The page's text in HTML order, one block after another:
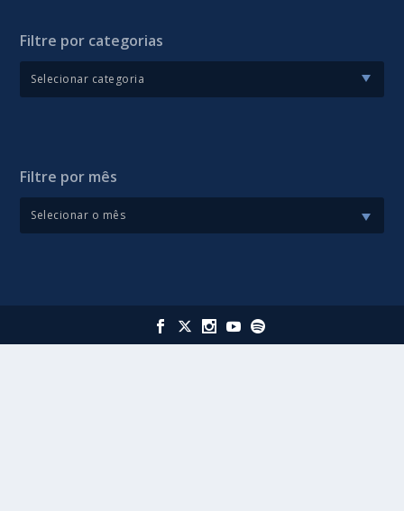
Filtre por categorias
Filtre por mês